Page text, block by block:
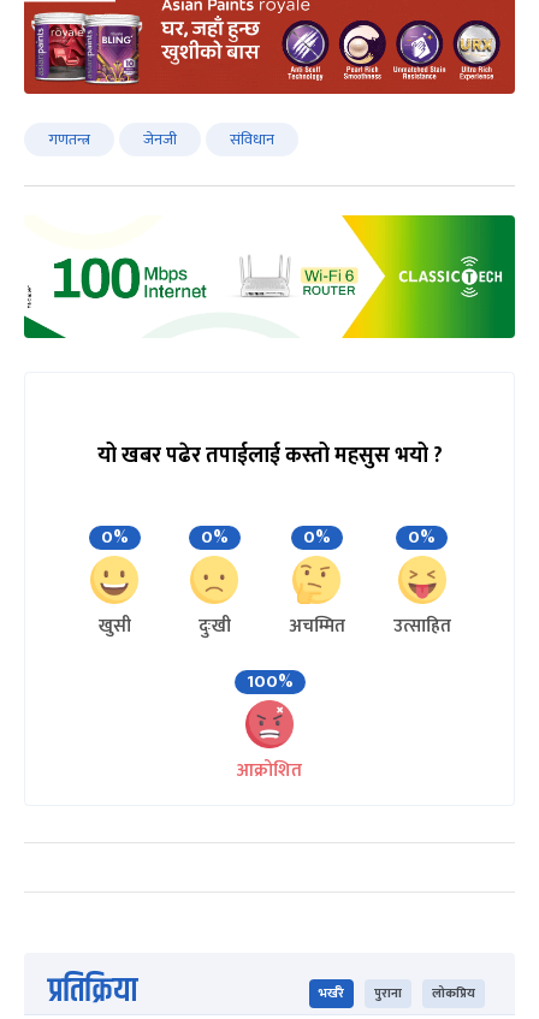
गणतन्त्र जेनजी संविधान
यो खबर पढेर तपाईलाई कस्तो महसुस भयो ?
0%
खुसी
0%
दुःखी
0%
अचम्मित
0%
उत्साहित
100%
आक्रोशित
प्रतिक्रिया भर्खरै पुराना लोकप्रिय